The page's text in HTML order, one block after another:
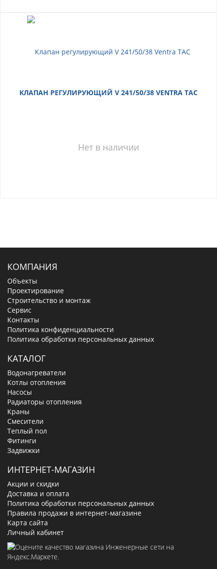
КЛАПАН РЕГУЛИРУЮЩИЙ V 241/50/38 VENTRA TAС
Нет в наличии
КОМПАНИЯ
Объекты
Проектирование
Строительство и монтаж
Сервис
Контакты
Политика конфиденциальности
Политика обработки персональных данных
КАТАЛОГ
Водонагреватели
Котлы отопления
Насосы
Радиаторы отопления
Краны
Смесители
Теплый пол
Фитинги
Задвижки
ИНТЕРНЕТ-МАГАЗИН
Акции и скидки
Доставка и оплата
Политика обработки персональных данных
Правила продажи в интернет-магазине
Карта сайта
Личный кабинет